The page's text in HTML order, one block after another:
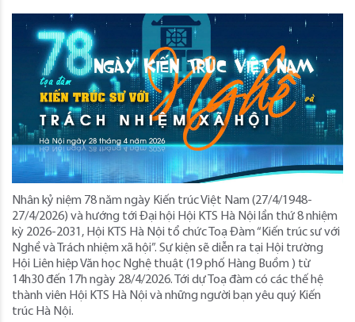
Nhân kỷ niệm 78 năm ngày Kiến trúc Việt Nam (27/4/1948-
27/4/2026) và hướng tới Đại hội Hội KTS Hà Nội lần thứ 8 nhiệm
kỳ 2026-2031, Hội KTS Hà Nội tổ chức Toạ Đàm “Kiến trúc sư với
Nghề và Trách nhiệm xã hội”. Sự kiện sẽ diễn ra tại Hội trường
Hội Liên hiệp Văn học Nghệ thuật (19 phố Hàng Buồm ) từ
14h30 đến 17h ngày 28/4/2026. Tới dự Toạ đàm có các thế hệ
thành viên Hội KTS Hà Nội và những người bạn yêu quý Kiến
trúc Hà Nội.